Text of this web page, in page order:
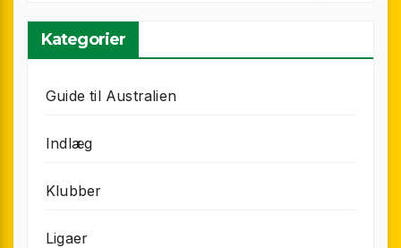
Kategorier
Guide til Australien
Indlæg
Klubber
Ligaer